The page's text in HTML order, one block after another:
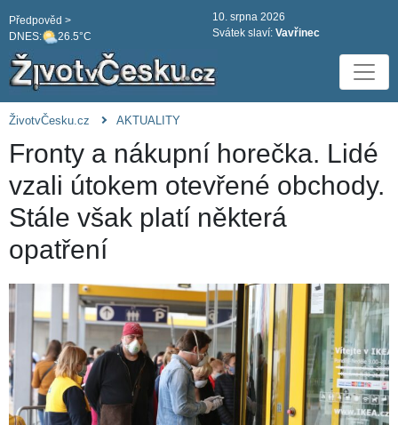
DNES: 26.5°C
Předpověd >
10. srpna 2026
Svátek slaví: Vavřinec
ŽivotvČesku.cz AKTUALITY
Fronty a nákupní horečka. Lidé
vzali útokem otevřené obchody.
Stále však platí některá
opatření